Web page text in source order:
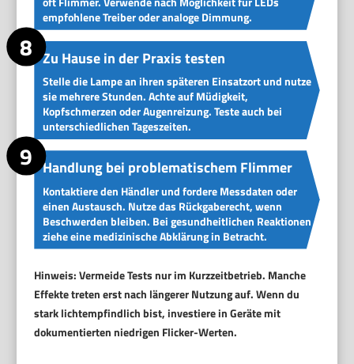
empfohlene Treiber oder analoge Dimmung.
Zu Hause in der Praxis testen
Stelle die Lampe an ihren späteren Einsatzort und nutze
sie mehrere Stunden. Achte auf Müdigkeit,
Kopfschmerzen oder Augenreizung. Teste auch bei
unterschiedlichen Tageszeiten.
Handlung bei problematischem Flimmer
Kontaktiere den Händler und fordere Messdaten oder
einen Austausch. Nutze das Rückgaberecht, wenn
Beschwerden bleiben. Bei gesundheitlichen Reaktionen
ziehe eine medizinische Abklärung in Betracht.
Hinweis: Vermeide Tests nur im Kurzzeitbetrieb. Manche
Effekte treten erst nach längerer Nutzung auf. Wenn du
stark lichtempfindlich bist, investiere in Geräte mit
dokumentierten niedrigen Flicker-Werten.